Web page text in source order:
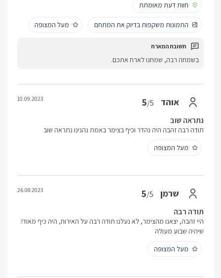
חוות דעת מאומתת
התמונות משקפות בדיוק את המתחם מעל המצופה
בשמחה רבה, שמחנו לארח אתכם.
אוהד 5/5
10.09.2023
נתראה שוב
תודה רבה זהבה היה נהדר וכיף בצימר באמת נהנינו נתראה שוב
מעל המצופה
שרמן 5/5
26.08.2023
תודה רבה
היי זהבה, יצאנו מהצימר, לא נעלנו תודה רבה על האירוח, היה כיף מאוד!
שיהיה שבוע מעולה
מעל המצופה